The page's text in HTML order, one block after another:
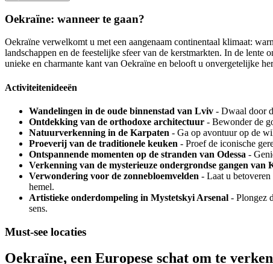
Oekraïne: wanneer te gaan?
Oekraïne verwelkomt u met een aangenaam continentaal klimaat:
landschappen en de feestelijke sfeer van de kerstmarkten. In de
unieke en charmante kant van Oekraïne en belooft u onvergetelijke
Activiteitenideeën
Wandelingen in de oude binnenstad van Lviv - Dwaal door
Ontdekking van de orthodoxe architectuur - Bewonder de
Natuurverkenning in de Karpaten - Ga op avontuur op de
Proeverij van de traditionele keuken - Proef de iconische
Ontspannende momenten op de stranden van Odessa -
Verkenning van de mysterieuze ondergrondse gangen van
Verwondering voor de zonnebloemvelden - Laat u
hemel.
Artistieke onderdompeling in Mystetskyi Arsenal - Plongez
sens.
Must-see locaties
Oekraïne, een Europese schat om te